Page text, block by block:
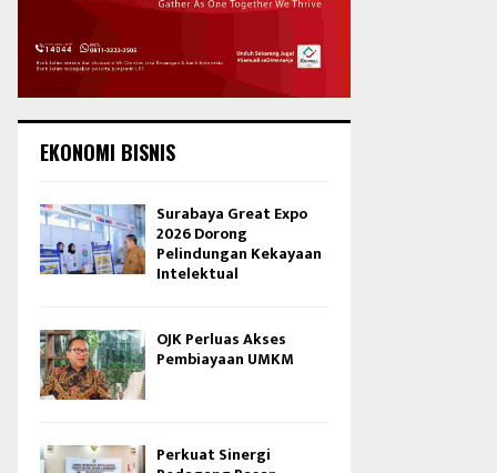
EKONOMI BISNIS
Surabaya Great Expo
2026 Dorong
Pelindungan Kekayaan
Intelektual
OJK Perluas Akses
Pembiayaan UMKM
Perkuat Sinergi